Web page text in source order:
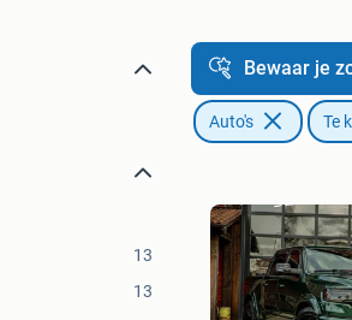
13
13
Bewaar je
Auto's Te